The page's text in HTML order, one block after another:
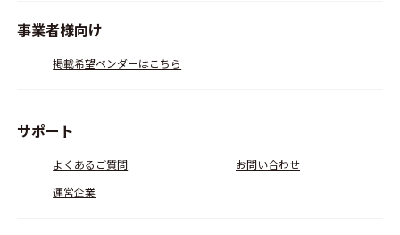
事業者様向け
掲載希望ベンダーはこちら
サポート
よくあるご質問
お問い合わせ
運営企業